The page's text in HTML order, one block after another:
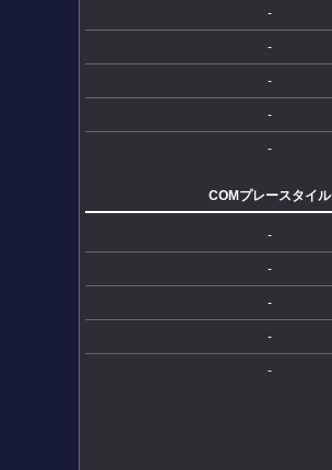
-
-
-
-
-
COMプレースタイル
-
-
-
-
-